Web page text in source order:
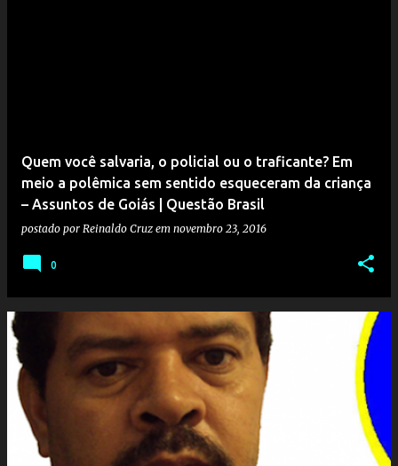
Quem você salvaria, o policial ou o traficante? Em
meio a polêmica sem sentido esqueceram da criança
– Assuntos de Goiás | Questão Brasil
postado por Reinaldo Cruz em novembro 23, 2016
0